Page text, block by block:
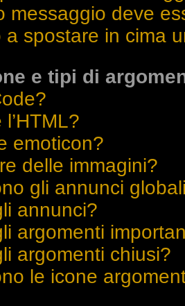
messaggio deve
a spostare in cima
e tipi di
emoticon?
delle immagini?
gli annunci
annunci?
argomenti
argomenti chiusi?
le icone